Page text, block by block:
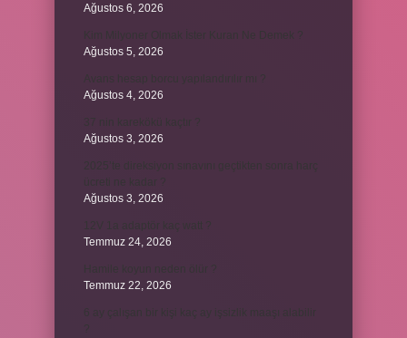
Ağustos 6, 2026
Ağustos 5, 2026
Ağustos 4, 2026
Ağustos 3, 2026
Ağustos 3, 2026
Temmuz 24, 2026
Temmuz 22, 2026